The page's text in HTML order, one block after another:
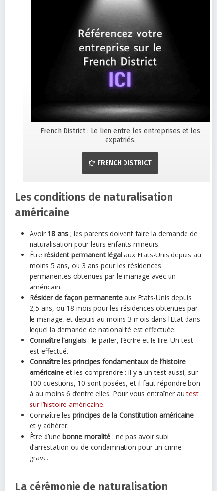
French District : Le lien entre les entreprises et les
expatriés.
FRENCH DISTRICT
Les conditions de naturalisation
américaine
Avoir 18 ans ; les parents doivent faire la demande de
naturalisation pour leurs enfants mineurs.
Êtrerésident permanent légal aux Etats-Unis depuis au
moins 5 ans, ou 3 ans pour les résidences
permanentes obtenues par le mariage avec un
américain.
Résider de façon permanente aux Etats-Unis depuis
2,5 ans, ou 18 mois pour les résidences obtenues par
le mariage, et depuis au moins 3 mois dans l’Etat dans
lequel la demande de nationalité est effectuée.
Connaître l’anglais : le parler, l’écrire et le lire. Un test
est effectué.
Connaître les principes fondamentaux de l’histoire
américaine et les comprendre : il y a un test aussi, sur
100 questions, 10 sont posées, et il faut répondre bon
à au moins 6 d’entre elles. Pour vous entraîner autest
sur l’histoire américaine.
Connaître lesprincipes de la Constitution américaine
et y adhérer.
Être d’unebonne moralité : ne pas avoir subi
d’arrestation ou de condamnation pour un crime
grave.
La cérémonie de naturalisation